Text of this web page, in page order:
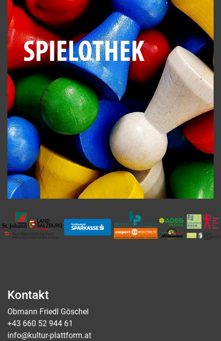
Kontakt
Obmann Friedl Göschel
+43 660 52 944 61
info@kultur-plattform.at